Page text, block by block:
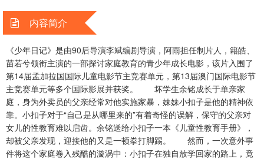
内容简介
《少年日记》是由90后导演李斌编剧导演，阿雨担任制片人，籍皓、
苗若兮领衔主演的一部探讨家庭教育的青少年成长电影，该片入围了
第14届孟加拉国国际儿童电影节主竞赛单元，第13届澳门国际电影节
主竞赛单元等多个国际影展并获奖。 坏学生余铭成长于单亲家
庭，身为外卖员的父亲经常对他实施家暴，妹妹小扣子是他的精神依
靠。小扣子对于“自己是从哪里来的”有着奇怪的误解，保守的父亲对
女儿的性教育难以启齿。余铭送给小扣子一本《儿童性教育手册》，
却被父亲发现，迎接他的又是一顿拳打脚踢。 然而，一次意外事
件将这个家庭卷入残酷的漩涡中：小扣子在独自放学回家的路上，竟